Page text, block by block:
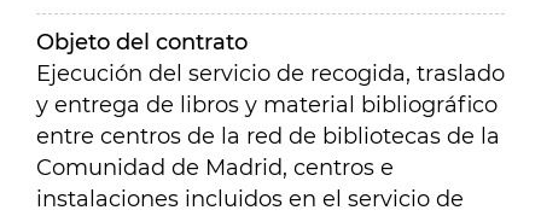
Objeto del contrato
Ejecución del servicio de recogida, traslado
y entrega de libros y material bibliográfico
entre centros de la red de bibliotecas de la
Comunidad de Madrid, centros e
instalaciones incluidos en el servicio de